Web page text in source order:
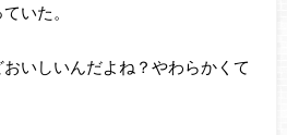
いた。
おいしいんだよね？やわらかくて